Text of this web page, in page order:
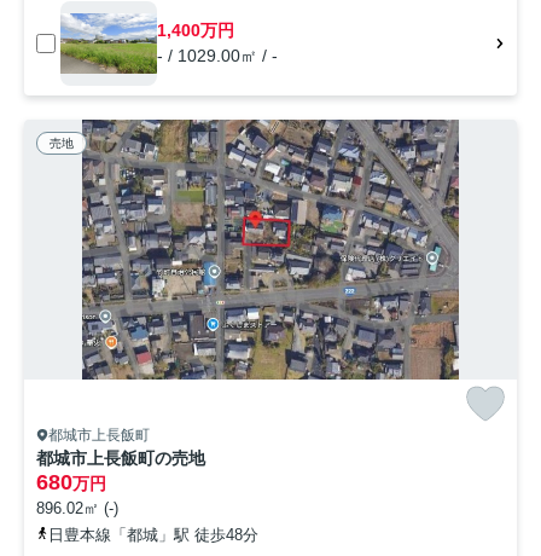
1,400万円
- / 1029.00㎡ / -
売地
都城市上長飯町
都城市上長飯町の売地
680万円
896.02㎡ (-)
日豊本線「都城」駅 徒歩48分